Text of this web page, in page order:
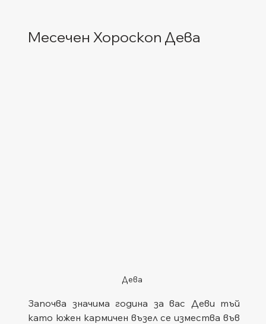
Месечен Хороскоп Дева
Дева
Започва значима година за вас Деви тъй
като южен кармичен възел се измества във